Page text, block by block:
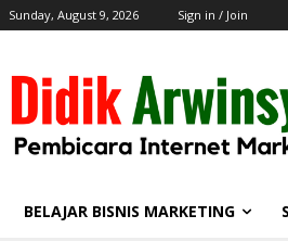
Sunday, August 9, 2026 Sign in / Join
BELAJAR BISNIS MARKETING